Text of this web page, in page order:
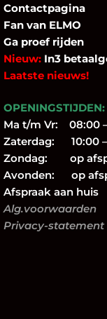
Contactpagina
Fan van ELMO
Ga proef rijden
Nieuw: In3
Laatste nieuws!
OPENINGSTIJDEN:
Ma t/m Vr: 08:00
Zaterdag: 10:00 –
Zondag: op
Avonden: op
Afspraak aan huis
Alg.voorwaarden
Privacy-statement